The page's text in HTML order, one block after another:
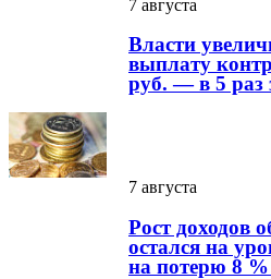
7 августа
Власти
выплату
руб. — в 5 раз
7 августа
Рост доходов
остался на
на потерю 8